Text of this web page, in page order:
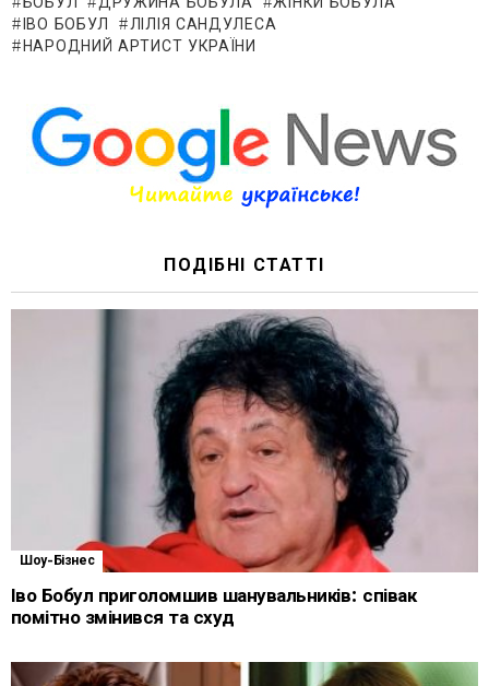
БОБУЛ ДРУЖИНА БОБУЛА
ЖІНКИ БОБУЛА
ІВО БОБУЛ
ЛІЛІЯ САНДУЛЕСА
НАРОДНИЙ АРТИСТ УКРАЇНИ
ПОДІБНІ СТАТТІ
Шоу-Бізнес
Іво Бобул приголомшив шанувальників: співак
помітно змінився та схуд